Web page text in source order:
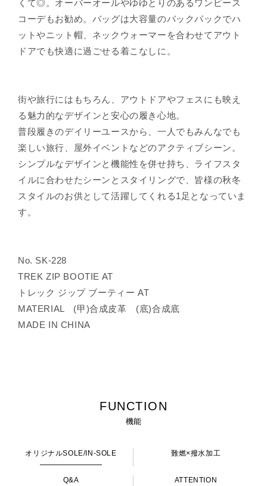
くて◎。オーバーオールやゆゆとりのあるワンピース
コーデもお勧め。バッグは大容量のバックパックでハ
ットやニット帽、ネックウォーマーを合わせてアウト
ドアでも快適に過ごせる着こなしに。
街や旅行にはもちろん、アウトドアやフェスにも映え
る魅力的なデザインと安心の履き心地。
普段履きのデイリーユースから、一人でもみんなでも
楽しい旅行、屋外イベントなどのアクティブシーン。
シンプルなデザインと機能性を併せ持ち、ライフスタ
イルに合わせたシーンとスタイリングで、皆様の秋冬
スタイルのお供として活躍してくれる1足となっていま
す。
No. SK-228
TREK ZIP BOOTIE AT
トレック ジップ ブーティー AT
MATERIAL (甲)合成皮革 (底)合成底
MADE IN CHINA
FUNCTION
機能
オリジナルSOLE/IN-SOLE 難燃×撥水加工
Q&A ATTENTION